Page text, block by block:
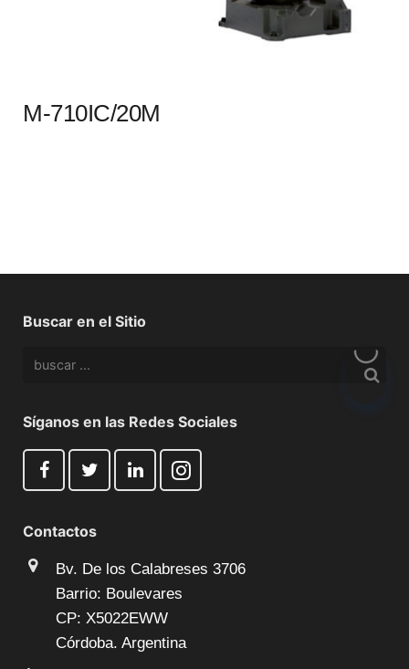
M-710IC/20M
Buscar en el Sitio
Síganos en las Redes Sociales
Contactos
Bv. De los Calabreses 3706
Barrio: Boulevares
CP: X5022EWW
Córdoba. Argentina